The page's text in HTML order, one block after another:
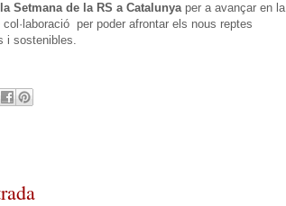
Setmana de la RS a Catalunyaper a avançar en la
per poder afrontar els nous reptes
i sostenibles.